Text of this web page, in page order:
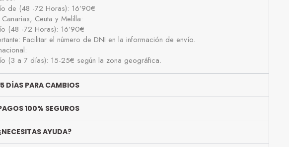
de (48 -72 Horas): 16’90€
Ceuta y Melilla:
(48 -72 Horas): 16’90€
Facilitar el número de DNI en la información de envío.
(3 a 7 días): 15-25€ según la zona geográfica.
DÍAS PARA CAMBIOS
100% SEGUROS
AYUDA?